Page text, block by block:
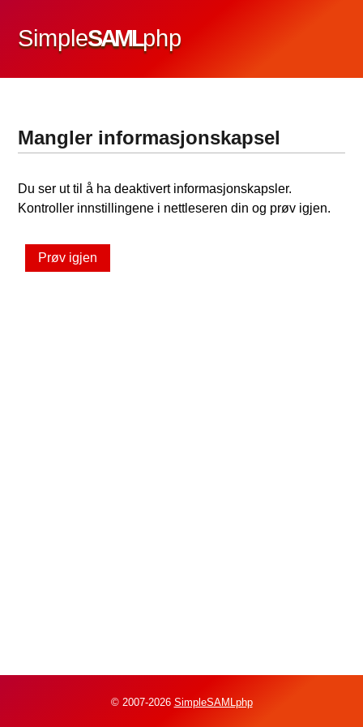
SimpleSAMLphp
Mangler informasjonskapsel
Du ser ut til å ha deaktivert informasjonskapsler.
Kontroller innstillingene i nettleseren din og prøv igjen.
Prøv igjen
© 2007-2026 SimpleSAMLphp